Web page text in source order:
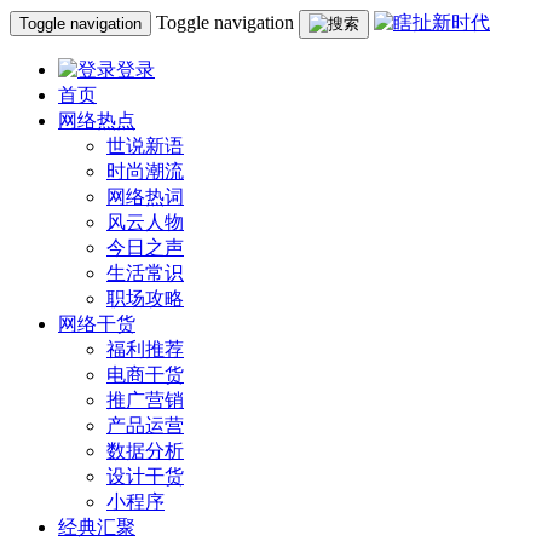
Toggle navigation Toggle navigation
登录
首页
网络热点
世说新语
时尚潮流
网络热词
风云人物
今日之声
生活常识
职场攻略
网络干货
福利推荐
电商干货
推广营销
产品运营
数据分析
设计干货
小程序
经典汇聚